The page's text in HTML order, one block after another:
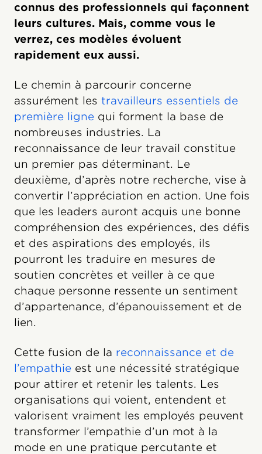
connus des professionnels qui façonnent
leurs cultures. Mais, comme vous le
verrez, ces modèles évoluent
rapidement eux aussi.
Le chemin à parcourir concerne
assurément les travailleurs essentiels de
première ligne qui forment la base de
nombreuses industries. La
reconnaissance de leur travail constitue
un premier pas déterminant. Le
deuxième, d’après notre recherche, vise à
convertir l’appréciation en action. Une fois
que les leaders auront acquis une bonne
compréhension des expériences, des défis
et des aspirations des employés, ils
pourront les traduire en mesures de
soutien concrètes et veiller à ce que
chaque personne ressente un sentiment
d’appartenance, d’épanouissement et de
lien.
Cette fusion de la reconnaissance et de
l’empathie est une nécessité stratégique
pour attirer et retenir les talents. Les
organisations qui voient, entendent et
valorisent vraiment les employés peuvent
transformer l’empathie d’un mot à la
mode en une pratique percutante et